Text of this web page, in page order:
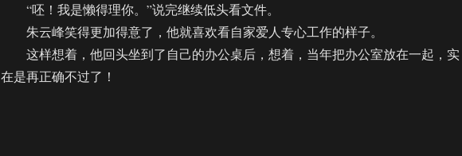
“呸！我是懒得理你。”说完继续低头看文件。
朱云峰笑得更加得意了，他就喜欢看自家爱人专心工作的样子。
这样想着，他回头坐到了自己的办公桌后，想着，当年把办公室放在一起，实
在是再正确不过了！